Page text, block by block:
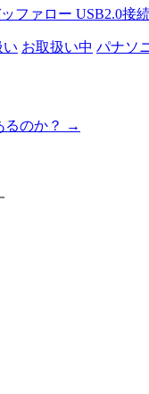
ファロー USB2.0
い お取扱い中 パナソ
のか？ →